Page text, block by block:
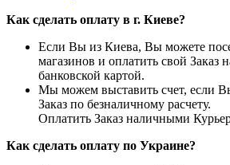
Как сделать оплату в г. Киеве?
Если Вы из Киева, Вы можете
магазинов и оплатить свой Заказ
банковской картой.
Мы можем выставить счет, если
Заказ по безналичному расчету.
Оплатить Заказ наличными
Как сделать оплату по Украине?